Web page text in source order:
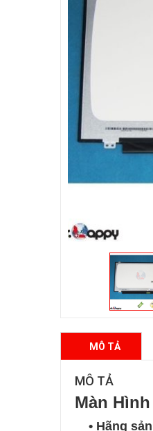
MÔ TẢ
MÔ TẢ
Màn
• Hãng